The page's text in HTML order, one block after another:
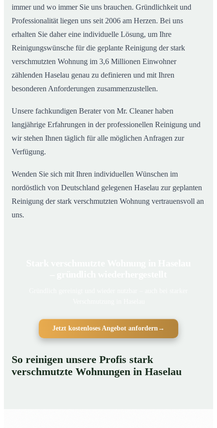
immer und wo immer Sie uns brauchen. Gründlichkeit und
Professionalität liegen uns seit 2006 am Herzen. Bei uns
erhalten Sie daher eine individuelle Lösung, um Ihre
Reinigungswünsche für die geplante Reinigung der stark
verschmutzten Wohnung im 3,6 Millionen Einwohner
zählenden Haselau genau zu definieren und mit Ihren
besonderen Anforderungen zusammenzustellen.
Unsere fachkundigen Berater von Mr. Cleaner haben
langjährige Erfahrungen in der professionellen Reinigung und
wir stehen Ihnen täglich für alle möglichen Anfragen zur
Verfügung.
Wenden Sie sich mit Ihren individuellen Wünschen im
nordöstlich von Deutschland gelegenen Haselau zur geplanten
Reinigung der stark verschmutzten Wohnung vertrauensvoll an
uns.
Jetzt kostenloses Angebot anfordern→
So reinigen unsere Profis stark
verschmutzte Wohnungen in Haselau